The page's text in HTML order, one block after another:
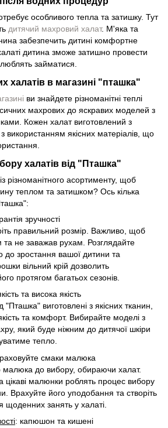
особливого тепла та затишку. Тут
дитячий махровий халат. М'яка та
забезпечить дитині комфортне
дитина зможе затишно провести
займатися.
халатів в магазині "пташка"
ви знайдете різноманітні теплі
махрових до яскравих моделей з
Кожен халат виготовлений з
використанням якісних матеріалів, що
халатів від "Пташка"
різноманітного асортименту, щоб
теплом та затишком? Ось кілька
зручності
правильний розмір. Важливо, щоб
та не заважав рухам. Розглядайте
до зростання вашої дитини та
вільний крій дозволить
протягом багатьох сезонів.
та висока якість
"Пташка" виготовлені з якісних тканин,
та комфорт. Вибирайте моделі з
який буде ніжним до дитячої шкіри
тепло.
смаки малюка
малюка до вибору, обираючи халат.
цікаві малюнки роблять процес вибору
Врахуйте його уподобання та створіть
щоденних занять у халаті.
: капюшон та кишені